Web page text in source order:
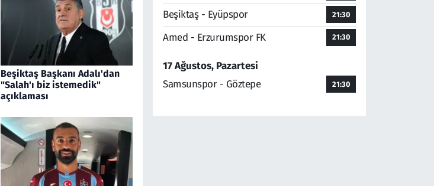
Beşiktaş Başkanı Adalı'dan
"Salah'ı biz istemedik"
açıklaması
Beşiktaş - Eyüpspor 21:30
Amed - Erzurumspor FK 21:30
17 Ağustos, Pazartesi
Samsunspor - Göztepe
21:30